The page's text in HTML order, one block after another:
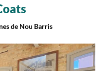
de Nou Barris